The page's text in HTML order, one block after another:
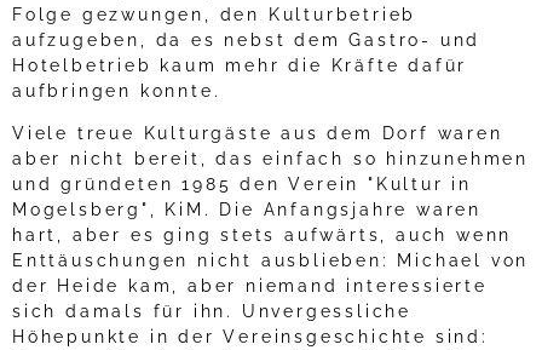
Folge gezwungen, den Kulturbetrieb
aufzugeben, da es nebst dem Gastro- und
Hotelbetrieb kaum mehr die Kräfte dafür
aufbringen konnte.
Viele treue Kulturgäste aus dem Dorf waren
aber nicht bereit, das einfach so hinzunehmen
und gründeten 1985 den Verein "Kultur in
Mogelsberg", KiM. Die Anfangsjahre waren
hart, aber es ging stets aufwärts, auch wenn
Enttäuschungen nicht ausblieben: Michael von
der Heide kam, aber niemand interessierte
sich damals für ihn. Unvergessliche
Höhepunkte in der Vereinsgeschichte sind: